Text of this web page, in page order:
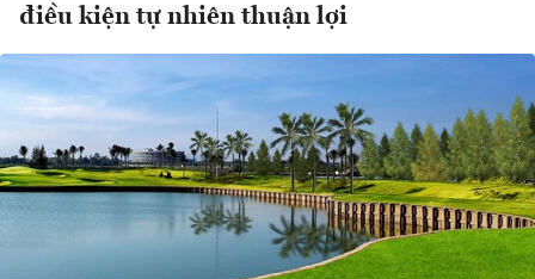
điều kiện tự nhiên thuận lợi